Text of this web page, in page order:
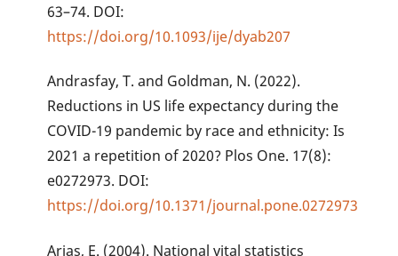
63–74. DOI:
https://doi.org/10.1093/ije/dyab207
Andrasfay, T. and Goldman, N. (2022).
Reductions in US life expectancy during the
COVID-19 pandemic by race and ethnicity: Is
2021 a repetition of 2020? Plos One. 17(8):
e0272973. DOI:
https://doi.org/10.1371/journal.pone.0272973
Arias, E. (2004). National vital statistics